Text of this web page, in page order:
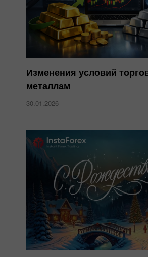
Изменения условий
металлам
30.01.2026